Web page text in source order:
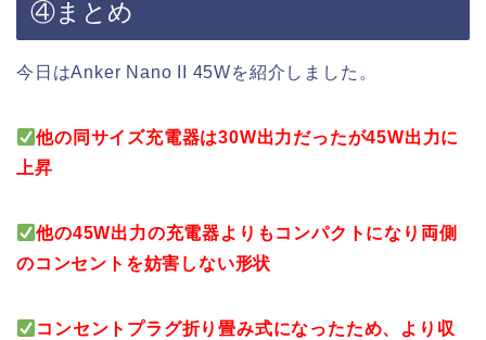
④まとめ
今日はAnker Nano II 45Wを紹介しました。
他の同サイズ充電器は30W出力だったが45W出力に
上昇
他の45W出力の充電器よりもコンパクトになり両側
のコンセントを妨害しない形状
コンセントプラグ折り畳み式になったため、より収